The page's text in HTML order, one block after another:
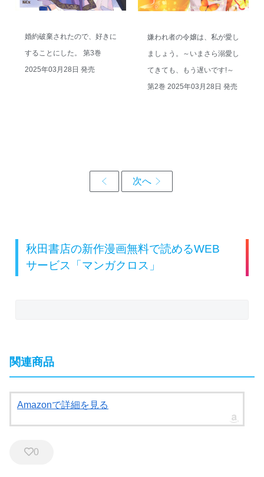
婚約破棄されたので、好きに
することにした。 第3巻
2025年03月28日 発売
嫌われ者の令嬢は、私が愛し
ましょう。～いまさら溺愛し
てきても、もう遅いです!～
第2巻 2025年03月28日 発売
秋田書店の新作漫画無料で読めるWEB
サービス「マンガクロス」
関連商品
Amazonで詳細を見る
0